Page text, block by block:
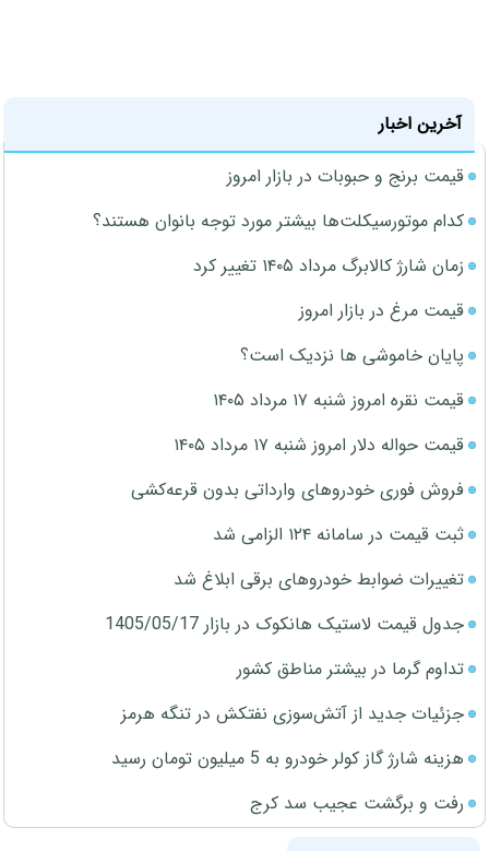
آخرین اخبار
قیمت برنج و حبوبات در بازار امروز
کدام موتورسیکلت‌ها بیشتر مورد توجه بانوان هستند؟
زمان شارژ کالابرگ مرداد ۱۴۰۵ تغییر کرد
قیمت مرغ در بازار امروز
پایان خاموشی ها نزدیک است؟
قیمت نقره امروز شنبه ۱۷ مرداد ۱۴۰۵
قیمت حواله دلار امروز شنبه ۱۷ مرداد ۱۴۰۵
فروش فوری خودروهای وارداتی بدون قرعه‌کشی
ثبت قیمت در سامانه ۱۲۴ الزامی شد
تغییرات ضوابط خودروهای برقی ابلاغ شد
جدول قیمت لاستیک هانکوک در بازار 1405/05/17
تداوم گرما در بیشتر مناطق کشور
جزئیات جدید از آتش‌سوزی نفتکش در تنگه هرمز
هزینه شارژ گاز کولر خودرو به 5 میلیون تومان رسید
رفت و برگشت عجیب سد کرج